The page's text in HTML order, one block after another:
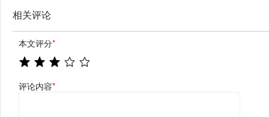
相关评论
本文评分*
评论内容*